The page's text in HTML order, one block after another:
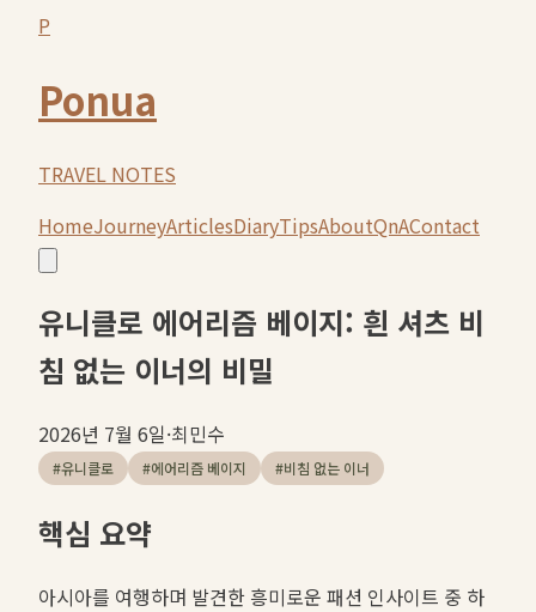
P
Ponua
TRAVEL NOTES
HomeJourneyArticlesDiaryTipsAboutQnAContact
유니클로 에어리즘 베이지: 흰 셔츠 비
침 없는 이너의 비밀
2026년 7월 6일·최민수
#유니클로 #에어리즘 베이지 #비침 없는 이너
핵심 요약
아시아를 여행하며 발견한 흥미로운 패션 인사이트 중 하